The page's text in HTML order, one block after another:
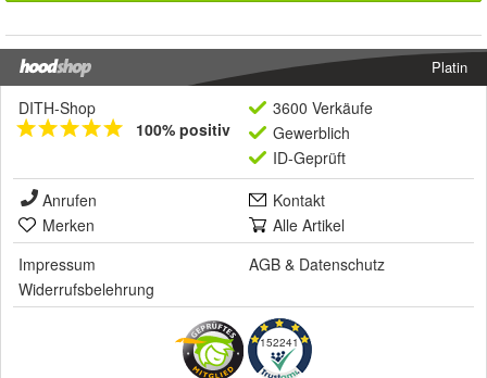
Platin
DITH-Shop
100% positiv
3600 Verkäufe
Gewerblich
ID-Geprüft
Anrufen
Kontakt
Merken
Alle Artikel
Impressum
AGB & Datenschutz
Widerrufsbelehrung
152241